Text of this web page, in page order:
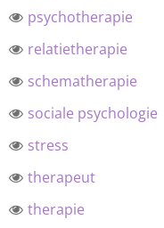
psychotherapie
relatietherapie
schematherapie
sociale psychologie
stress
therapeut
therapie